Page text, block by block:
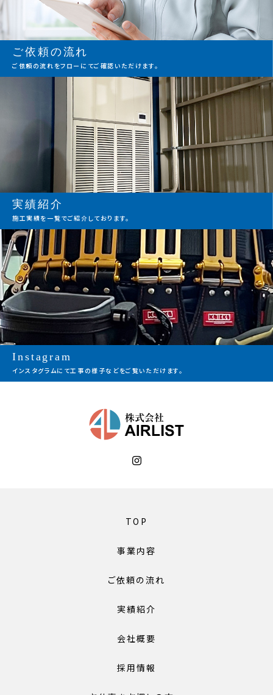
ご依頼の流れ
ご依頼の流れをフローにてご確認いただけます。
実績紹介
施工実績を一覧でご紹介しております。
Instagram
インスタグラムにて工事の様子などをご覧いただけます。
TOP
事業内容
ご依頼の流れ
実績紹介
会社概要
採用情報